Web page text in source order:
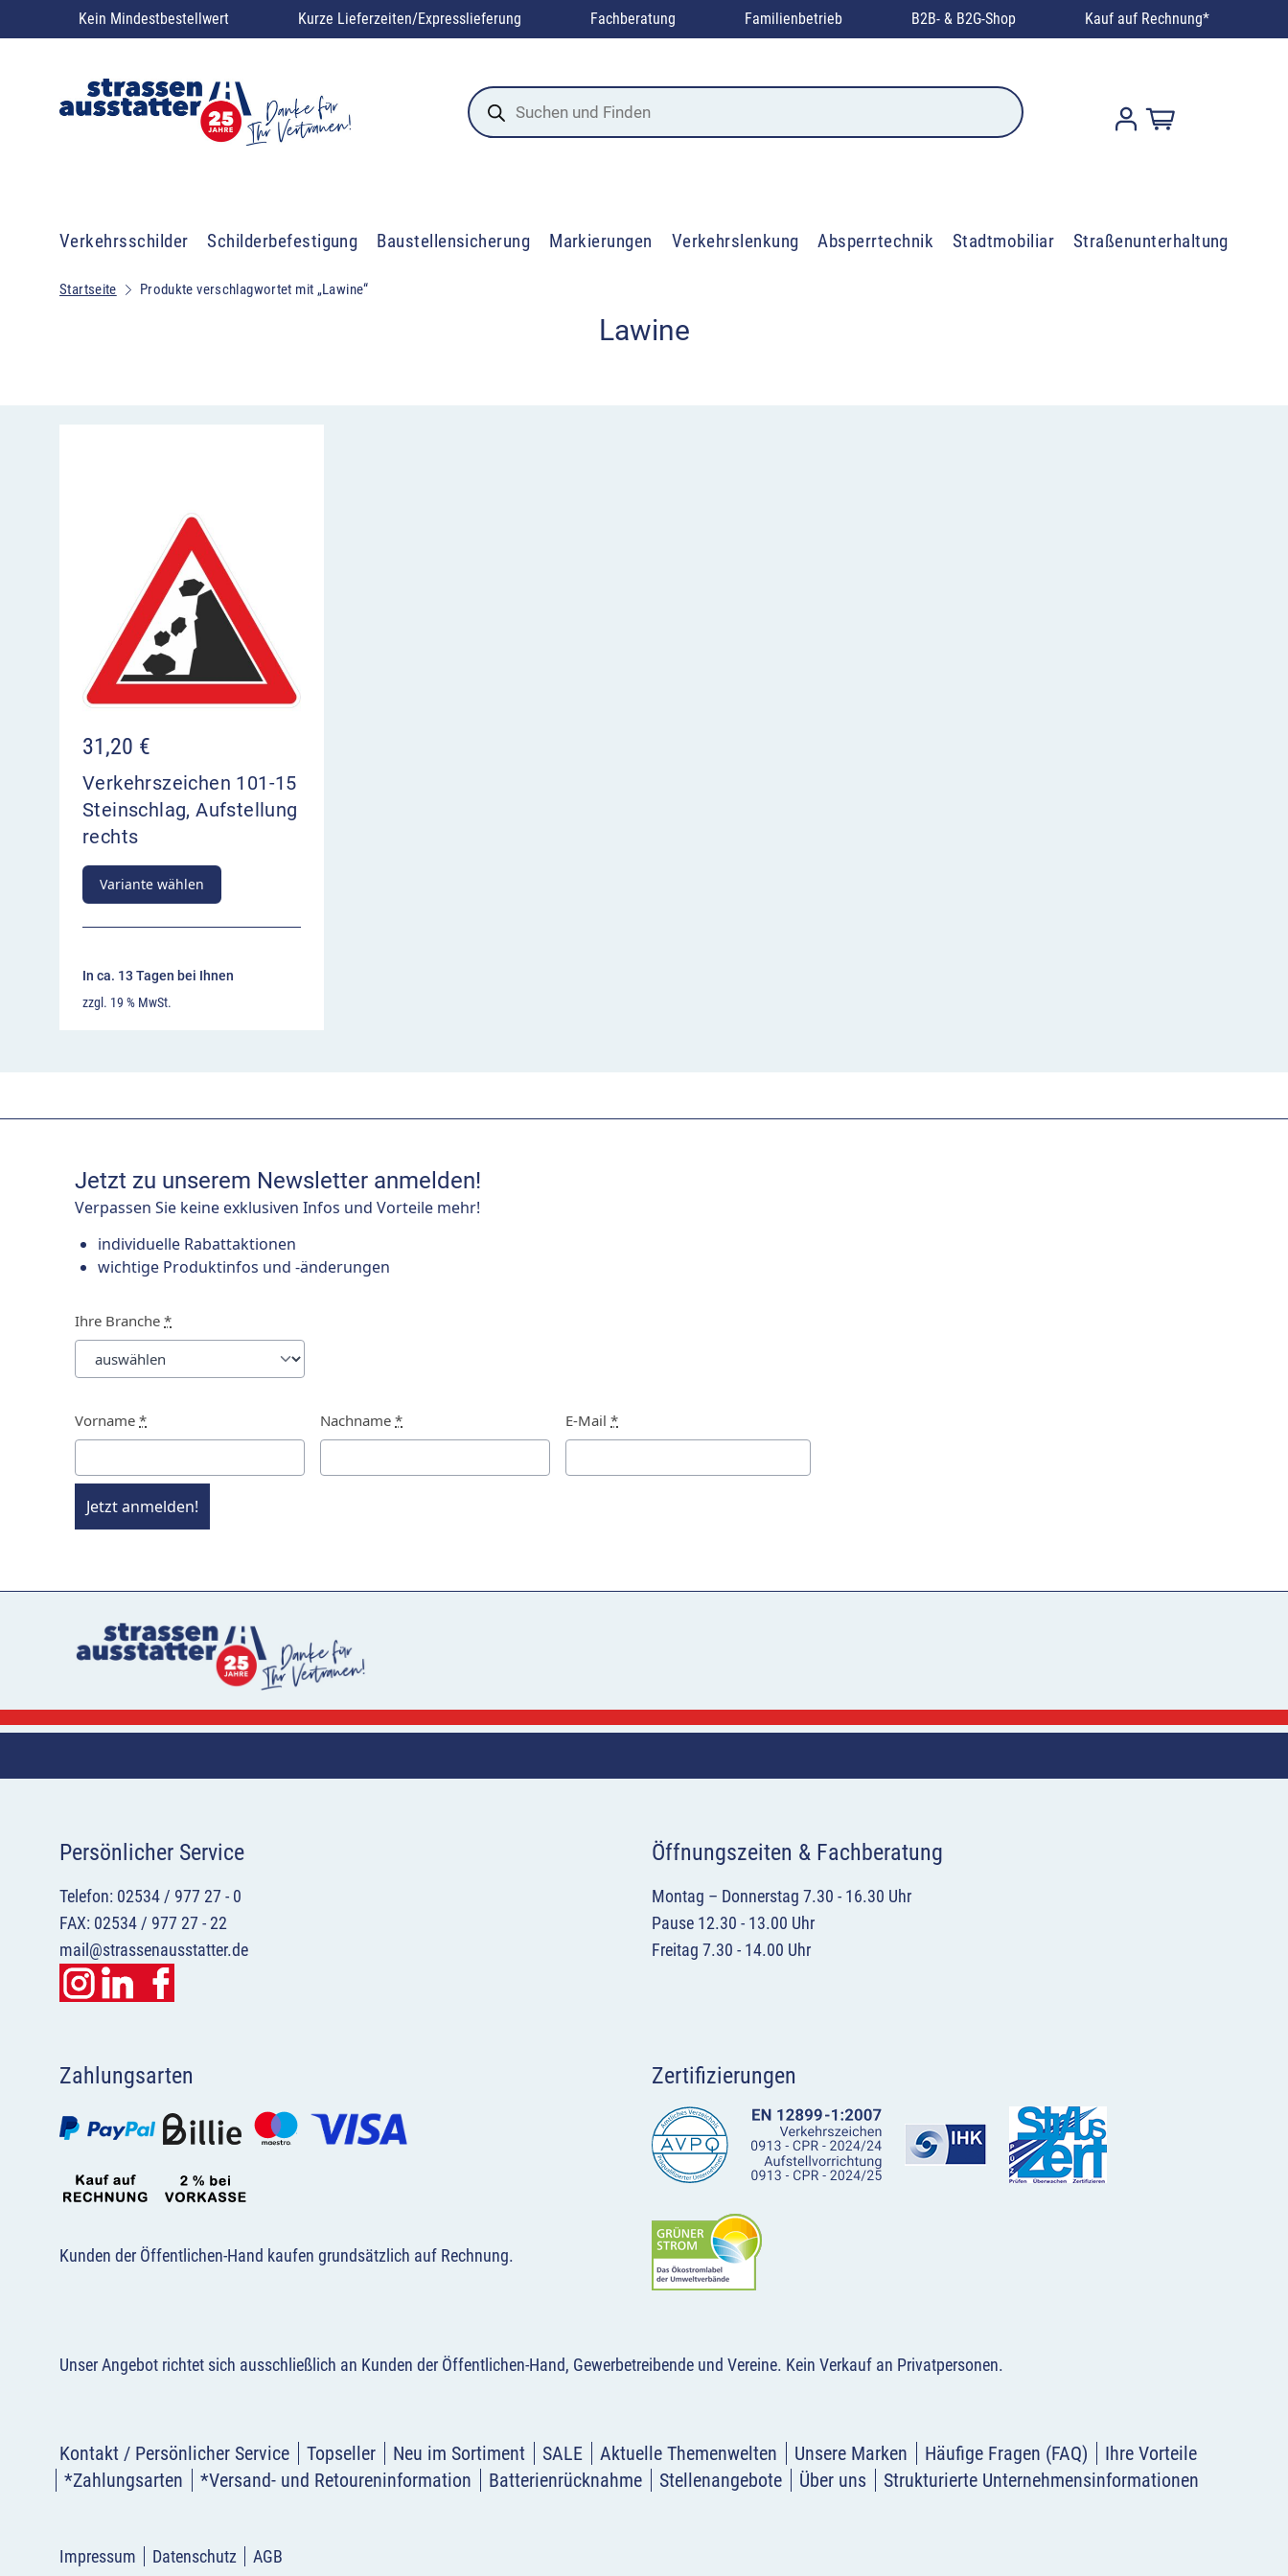
Kein Mindestbestellwert Kurze Lieferzeiten/Expresslieferung Fachberatung Familienbetrieb B2B- & B2G-Shop Kauf auf Rechnung*
Products
search
Verkehrsschilder Schilderbefestigung Baustellensicherung Markierungen Verkehrslenkung Absperrtechnik Stadtmobiliar Straßenunterhaltung
Startseite Produkte verschlagwortet mit „Lawine“
Lawine
31,20 €
Verkehrszeichen 101-15
Steinschlag, Aufstellung
rechts
Variante wählen
In ca. 13 Tagen bei Ihnen
zzgl. 19 % MwSt.
Jetzt zu unserem Newsletter anmelden!
Verpassen Sie keine exklusiven Infos und Vorteile mehr!
individuelle Rabattaktionen
wichtige Produktinfos und -änderungen
Ihre Branche *
Vorname * Nachname * E-Mail *
Jetzt anmelden!
Persönlicher Service
Telefon: 02534 / 977 27 - 0
FAX: 02534 / 977 27 - 22
mail@strassenausstatter.de
Öffnungszeiten & Fachberatung
Montag – Donnerstag 7.30 - 16.30 Uhr
Pause 12.30 - 13.00 Uhr
Freitag 7.30 - 14.00 Uhr
Zahlungsarten
Kunden der Öffentlichen-Hand kaufen grundsätzlich auf Rechnung.
Zertifizierungen
Unser Angebot richtet sich ausschließlich an Kunden der Öffentlichen-Hand, Gewerbetreibende und Vereine. Kein Verkauf an Privatpersonen.
Kontakt / Persönlicher Service Topseller Neu im Sortiment SALE Aktuelle Themenwelten Unsere Marken Häufige Fragen (FAQ)
Ihre Vorteile
*Zahlungsarten
*Versand- und Retoureninformation Batterienrücknahme Stellenangebote Über uns Strukturierte Unternehmensinformationen
Impressum Datenschutz AGB